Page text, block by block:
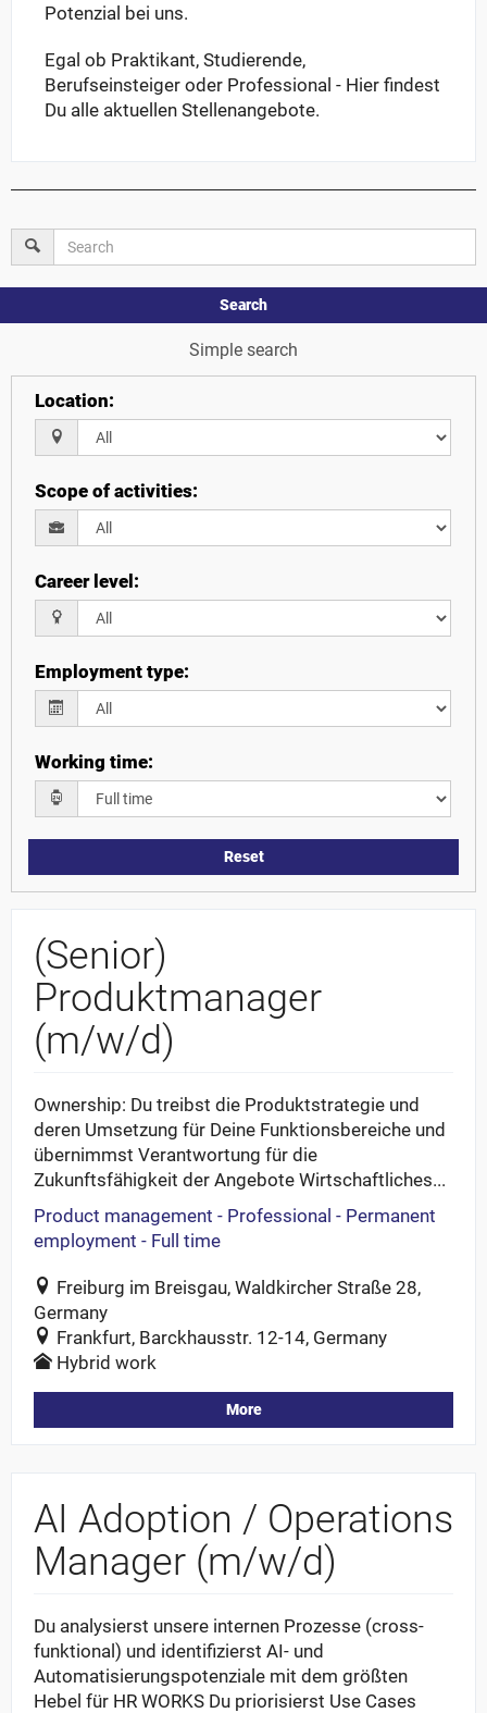
Potenzial bei uns.
Egal ob Praktikant, Studierende,
Berufseinsteiger oder Professional - Hier findest
Du alle aktuellen Stellenangebote.
Search
Simple search
Location:
Scope of activities:
Career level:
Employment type:
Working time:
Reset
(Senior)
Produktmanager
(m/w/d)
Ownership: Du treibst die Produktstrategie und
deren Umsetzung für Deine Funktionsbereiche und
übernimmst Verantwortung für die
Zukunftsfähigkeit der Angebote Wirtschaftliches...
Product management - Professional - Permanent
employment - Full time
Freiburg im Breisgau, Waldkircher Straße 28,
Germany
Frankfurt, Barckhausstr. 12-14, Germany
Hybrid work
More
AI Adoption / Operations
Manager (m/w/d)
Du analysierst unsere internen Prozesse (cross-
funktional) und identifizierst AI- und
Automatisierungspotenziale mit dem größten
Hebel für HR WORKS Du priorisierst Use Cases